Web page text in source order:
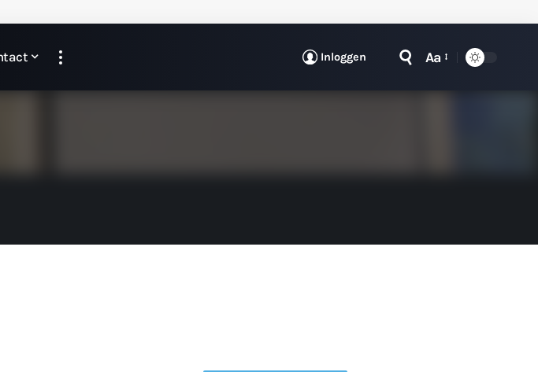
Inloggen Aa